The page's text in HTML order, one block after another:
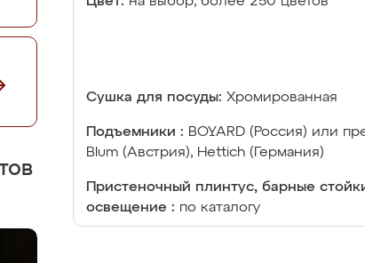
Сушка для посуды: Хромированная
Подъемники : BOYARD (Россия) или
Blum (Австрия), Hettich (Германия)
Пристеночный плинтус, барные
освещение : по каталогу